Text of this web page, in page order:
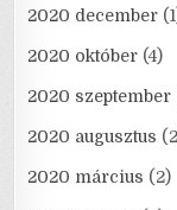
2020 december
2020 október (4)
2020 szeptember
2020 augusztus
2020 március (2)